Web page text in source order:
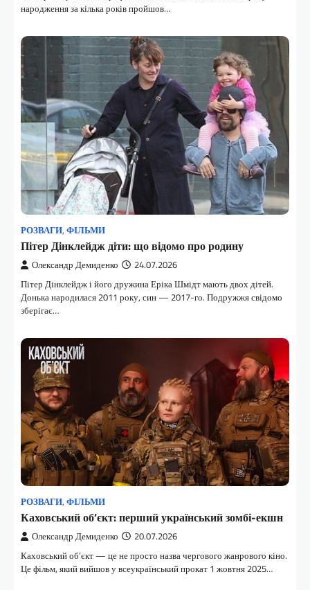
народження за кілька років пройшов…
РОЗВАГИ, ФІЛЬМИ
Пітер Дінклейдж діти: що відомо про родину
Олександр Демиденко 24.07.2026
Пітер Дінклейдж і його дружина Еріка Шмідт мають двох дітей.
Донька народилася 2011 року, син — 2017-го. Подружжя свідомо
зберігає…
РОЗВАГИ, ФІЛЬМИ
Каховський об’єкт: перший український зомбі-екшн
Олександр Демиденко 20.07.2026
Каховський об’єкт — це не просто назва чергового жанрового кіно.
Це фільм, який вийшов у всеукраїнський прокат 1 жовтня 2025…